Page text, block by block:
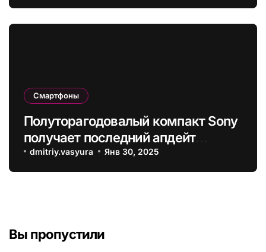
Смартфоны
Полуторагодовалый компакт Sony
получает последний апдейт
Android
dmitriy.vasyura Янв 30, 2025
Вы пропустили